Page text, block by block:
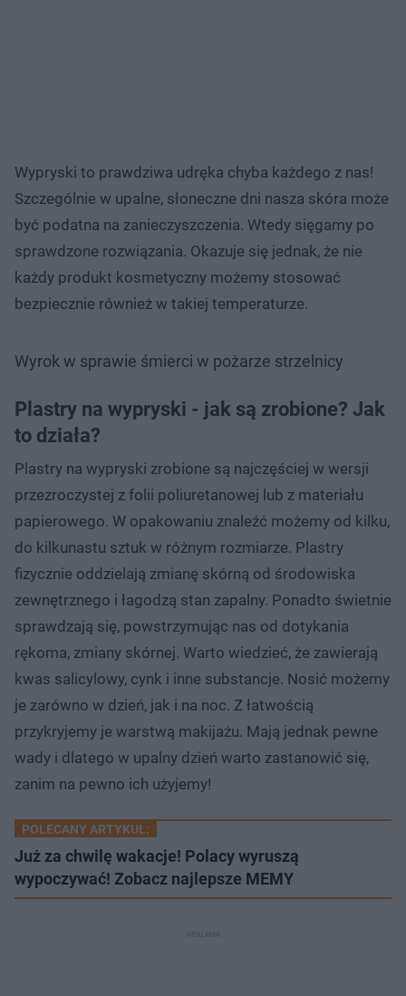
Wypryski to prawdziwa udręka chyba każdego z nas!
Szczególnie w upalne, słoneczne dni nasza skóra może
być podatna na zanieczyszczenia. Wtedy sięgamy po
sprawdzone rozwiązania. Okazuje się jednak, że nie
każdy produkt kosmetyczny możemy stosować
bezpiecznie również w takiej temperaturze.
Wyrok w sprawie śmierci w pożarze strzelnicy
Plastry na wypryski - jak są zrobione? Jak
to działa?
Plastry na wypryski zrobione są najczęściej w wersji
przezroczystej z folii poliuretanowej lub z materiału
papierowego. W opakowaniu znaleźć możemy od kilku,
do kilkunastu sztuk w różnym rozmiarze. Plastry
fizycznie oddzielają zmianę skórną od środowiska
zewnętrznego i łagodzą stan zapalny. Ponadto świetnie
sprawdzają się, powstrzymując nas od dotykania
rękoma, zmiany skórnej. Warto wiedzieć, że zawierają
kwas salicylowy, cynk i inne substancje. Nosić możemy
je zarówno w dzień, jak i na noc. Z łatwością
przykryjemy je warstwą makijażu. Mają jednak pewne
wady i dlatego w upalny dzień warto zastanowić się,
zanim na pewno ich użyjemy!
POLECANY ARTYKUŁ:
Już za chwilę wakacje! Polacy wyruszą
wypoczywać! Zobacz najlepsze MEMY